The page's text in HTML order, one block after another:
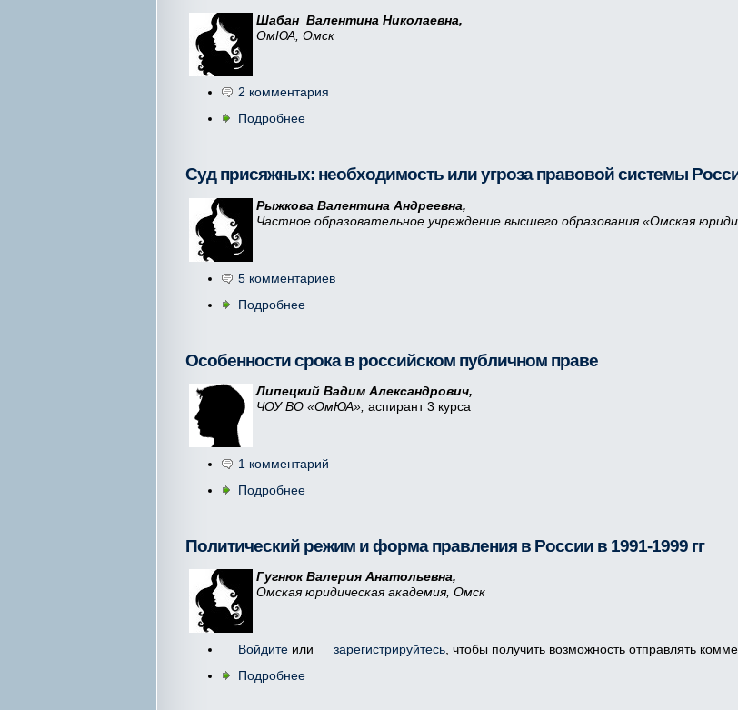
Шабан Валентина Николаевна,
ОмЮА, Омск
2 комментария
Подробнее
Суд присяжных: необходимость или угроза правовой системы
Рыжкова Валентина Андреевна,
Частное образовательное учреждение высшего образования«Омская
5 комментариев
Подробнее
Особенности срока в российском публичном праве
Липецкий Вадим Александрович,
ЧОУ ВО «ОмЮА», аспирант 3 курса
1 комментарий
Подробнее
Политический режим и форма правления в России в 1991-1999 гг
Гугнюк Валерия Анатольевна,
Омская юридическая академия, Омск
Войдитеили зарегистрируйтесь, чтобы получить возможность отправлять
Подробнее